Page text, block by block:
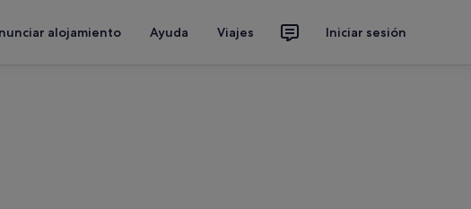
alojamiento Ayuda Viajes Iniciar sesión